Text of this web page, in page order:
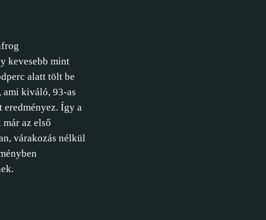
kevesebb mint
alatt tölt be
ami kiváló, 93-as
eredményez. Így a
az első
várakozás nélkül